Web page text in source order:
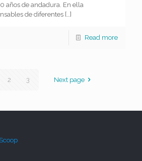
años de andadura. En ella
de diferentes […]
Read more
2 3 Next page